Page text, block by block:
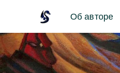
Об авторе